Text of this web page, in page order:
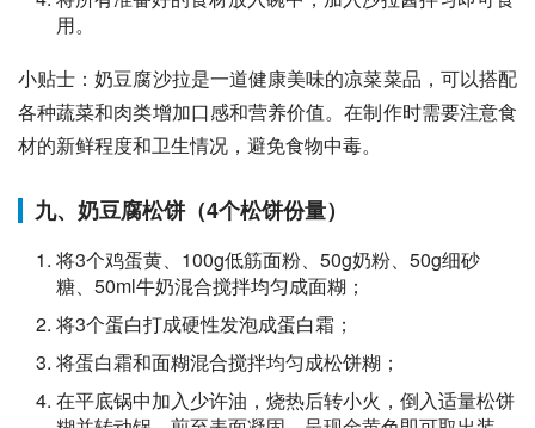
用。
小贴士：奶豆腐沙拉是一道健康美味的凉菜菜品，可以搭配
各种蔬菜和肉类增加口感和营养价值。在制作时需要注意食
材的新鲜程度和卫生情况，避免食物中毒。
九、奶豆腐松饼（4个松饼份量）
将3个鸡蛋黄、100g低筋面粉、50g奶粉、50g细砂
糖、50ml牛奶混合搅拌均匀成面糊；
将3个蛋白打成硬性发泡成蛋白霜；
将蛋白霜和面糊混合搅拌均匀成松饼糊；
在平底锅中加入少许油，烧热后转小火，倒入适量松饼